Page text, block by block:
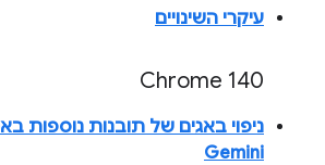
עיקרי השינויים
Chrome 140
ניפוי באגים של תובנות נוספות
Gemini